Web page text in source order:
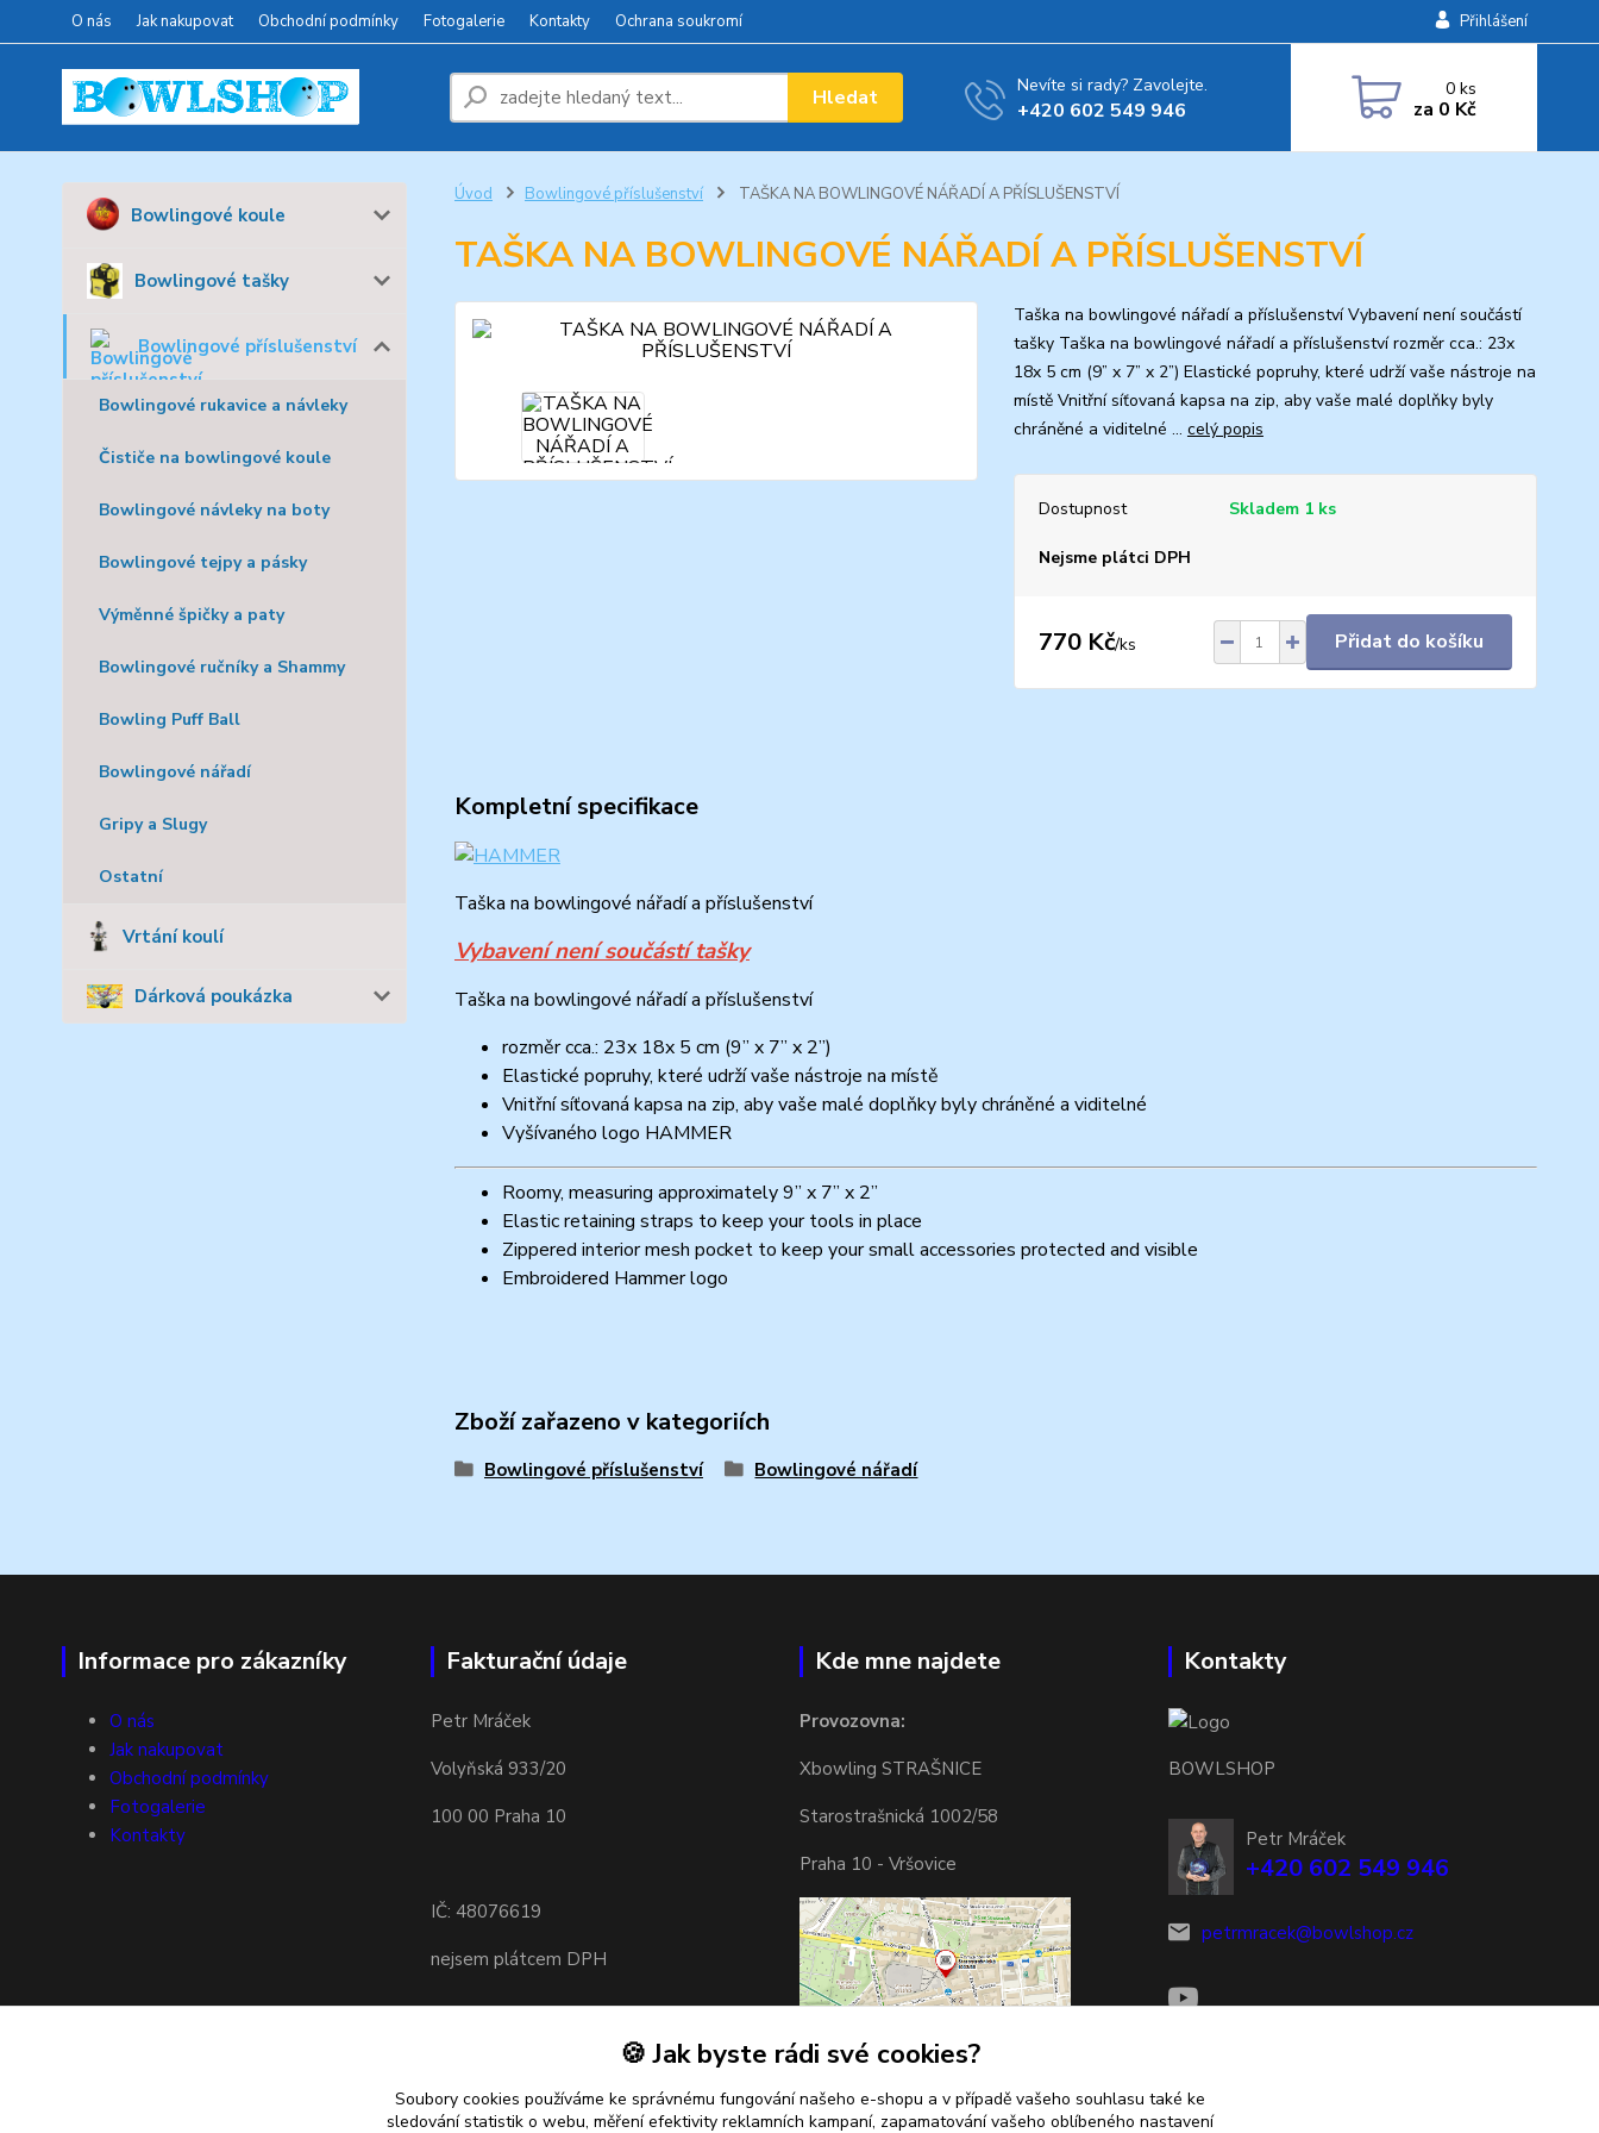
O nás Jak nakupovat Obchodní podmínky Fotogalerie Kontakty Ochrana soukromí Přihlášení
Hledat Nevíte si rady? Zavolejte.
+420 602 549 946
0ks
za 0 Kč
Bowlingové koule
Bowlingové tašky
Bowlingové příslušenství
Bowlingové rukavice a návleky
Čističe na bowlingové koule
Bowlingové návleky na boty
Bowlingové tejpy a pásky
Výměnné špičky a paty
Bowlingové ručníky a Shammy
Bowling Puff Ball
Bowlingové nářadí
Gripy a Slugy
Ostatní
Vrtání koulí
Dárková poukázka
Úvod Bowlingové příslušenství TAŠKA NA BOWLINGOVÉ NÁŘADÍ A PŘÍSLUŠENSTVÍ
TAŠKA NA BOWLINGOVÉ NÁŘADÍ A PŘÍSLUŠENSTVÍ
Taška na bowlingové nářadí a příslušenství Vybavení není součástí
tašky Taška na bowlingové nářadí a příslušenství rozměr cca.: 23x
18x 5 cm (9” x 7” x 2”) Elastické popruhy, které udrží vaše nástroje na
místě Vnitřní síťovaná kapsa na zip, aby vaše malé doplňky byly
chráněné a viditelné ... celý popis
Dostupnost Skladem 1 ks
Nejsme plátci DPH
770 Kč/ks Přidat do košíku
Kompletní specifikace
Taška na bowlingové nářadí a příslušenství
Vybavení není součástí tašky
Taška na bowlingové nářadí a příslušenství
rozměr cca.: 23x 18x 5 cm (9” x 7” x 2”)
Elastické popruhy, které udrží vaše nástroje na místě
Vnitřní síťovaná kapsa na zip, aby vaše malé doplňky byly chráněné a viditelné
Vyšívaného logo HAMMER
Roomy, measuring approximately 9” x 7” x 2”
Elastic retaining straps to keep your tools in place
Zippered interior mesh pocket to keep your small accessories protected and visible
Embroidered Hammer logo
Zboží zařazeno v kategoriích
Bowlingové příslušenství Bowlingové nářadí
Informace pro zákazníky
O nás
Jak nakupovat
Obchodní podmínky
Fotogalerie
Kontakty
Fakturační údaje
Petr Mráček
Volyňská 933/20
100 00 Praha 10
IČ: 48076619
nejsem plátcem DPH
Kde mne najdete
Provozovna:
Xbowling STRAŠNICE
Starostrašnická 1002/58
Praha 10 - Vršovice
Kontakty
BOWLSHOP
Petr Mráček
+420 602 549 946
petrmracek@bowlshop.cz
🍪 Jak byste rádi své cookies?
Soubory cookies používáme ke správnému fungování našeho e-shopu a v případě vašeho souhlasu také ke
sledování statistik o webu, měření efektivity reklamních kampaní, zapamatování vašeho oblíbeného nastavení